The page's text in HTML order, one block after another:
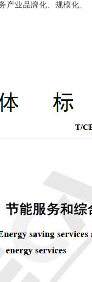
产业品牌化、规模化、